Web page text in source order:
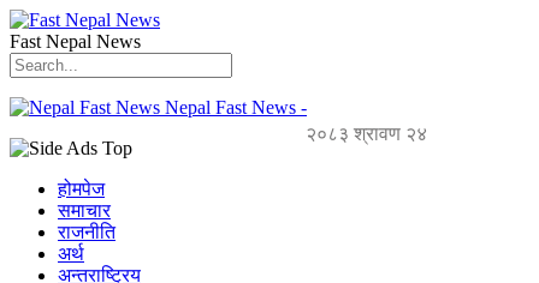
Fast Nepal News
Nepal Fast News -
२०८३ श्रावण २४
होमपेज
समाचार
राजनीति
अर्थ
अन्तराष्ट्रिय